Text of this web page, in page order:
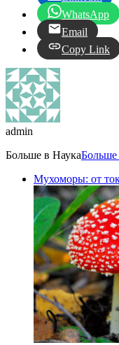
WhatsApp
Email
Copy Link
admin
Больше в НаукаБольше
Мухоморы: от